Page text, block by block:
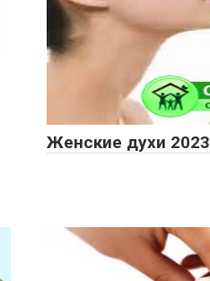
Женские духи 2023